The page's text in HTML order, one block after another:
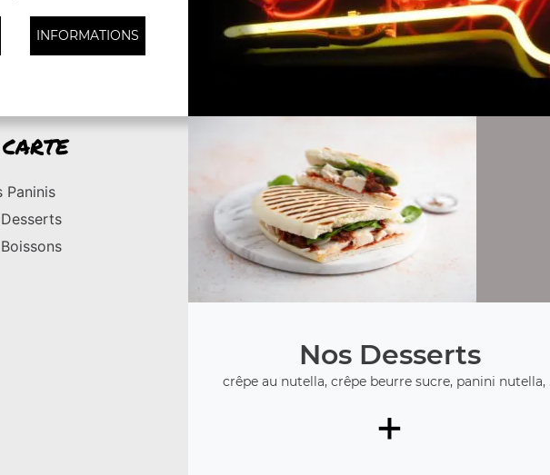
INFORMATIONS
Paninis
Nos Desserts
crêpe au nutella, crêpe beurre sucre, panini nutella,
+